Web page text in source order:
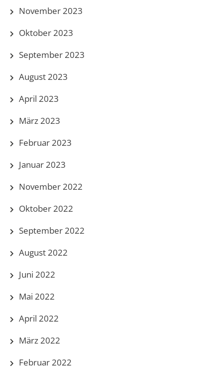
November 2023
Oktober 2023
September 2023
August 2023
April 2023
März 2023
Februar 2023
Januar 2023
November 2022
Oktober 2022
September 2022
August 2022
Juni 2022
Mai 2022
April 2022
März 2022
Februar 2022